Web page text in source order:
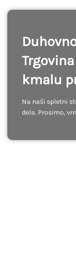
Trgovina
kmalu
Na naši spletni
dela. Prosimo,